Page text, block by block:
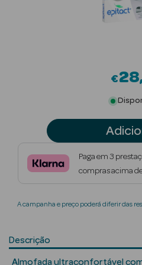
Beauty Season
Maquilhagem
Beauty Season
€28
Paga em 3
compras acima
A campanha e preço poderá diferir das
Descrição
Almofada ultraconfortável